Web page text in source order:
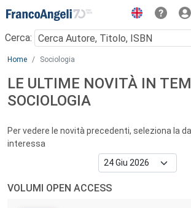
Menu
Cerca:
Main content
Home Sociologia
LE ULTIME NOVITÀ IN
SOCIOLOGIA
Per vedere le novità precedenti, seleziona la
interessa
VOLUMI OPEN ACCESS